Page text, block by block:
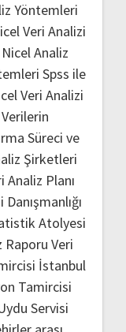
Yöntemleri
Veri Analizi
Nicel Analiz
Spss ile
Veri Analizi
Süreci ve
Şirketleri
Analiz Planı
Atolyesi
Raporu Veri
İstanbul
Tamircisi
Servisi